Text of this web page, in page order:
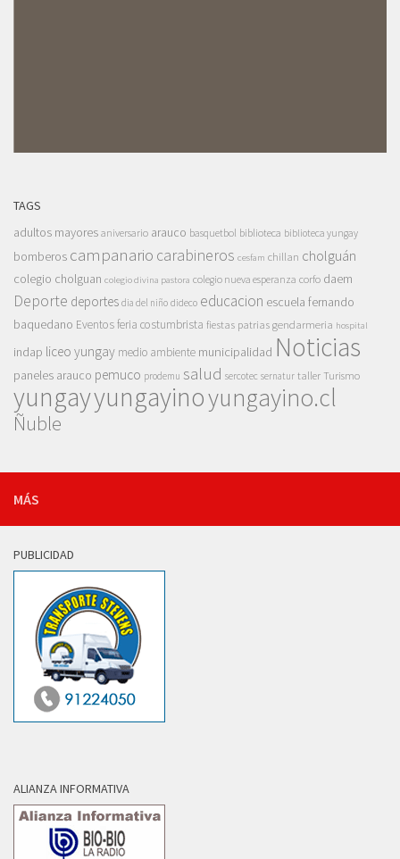
TAGS
adultos mayores aniversario arauco basquetbol biblioteca biblioteca yungay
bomberos campanario carabineros cesfam chillan cholguán
colegio cholguan colegio divina pastora colegio nueva esperanza corfo daem
Deporte deportes dia del niño dideco educacion escuela fernando
baquedano Eventosferia costumbrista fiestas patrias gendarmeria hospital
indap liceo yungay medio ambiente municipalidad Noticias
paneles arauco pemuco prodemu salud sercotec sernatur taller Turismo
yungayyungayinoyungayino.cl
Ñuble
MÁS
PUBLICIDAD
ALIANZA INFORMATIVA